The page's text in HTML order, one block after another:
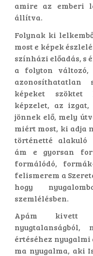
amire az emberi
állítva.
Folynak ki
most e képek
színházi előadás, s
a folyton változó,
azonosíthatatlan
képeket szöktet
képzelet, az
jönnek elő, mely
miért most, ki adja
történetté alakuló
ám e gyorsan
formálódó,
felismerem a
hogy
szemlélésben.
Apám kivett
értéséhez
ma nyugalma, aki